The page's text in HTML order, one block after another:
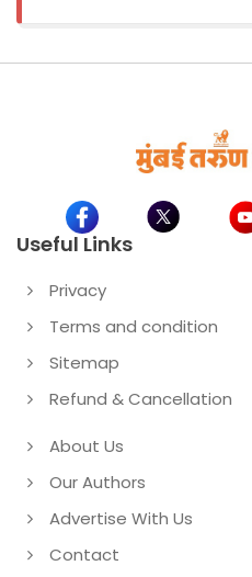
Useful Links
Privacy
Terms and condition
Sitemap
Refund & Cancellation
About Us
Our Authors
Advertise With Us
Contact